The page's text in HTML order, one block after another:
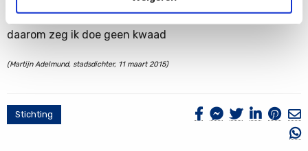
in een vorm van gerechtigheid
daarom zeg ik doe geen kwaad
(Martijn Adelmund, stadsdichter, 11 maart 2015)
Stichting